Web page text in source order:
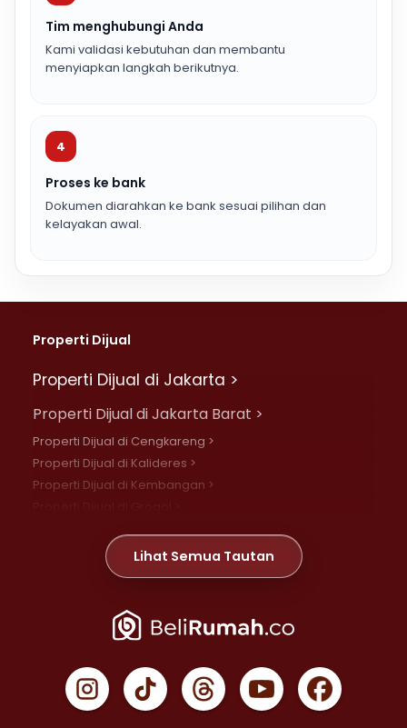
Tim menghubungi Anda
Kami validasi kebutuhan dan membantu
menyiapkan langkah berikutnya.
4
Proses ke bank
Dokumen diarahkan ke bank sesuai pilihan dan
kelayakan awal.
Properti Dijual
Properti Dijual di Jakarta >
Properti Dijual di Jakarta Barat >
Properti Dijual di Cengkareng >
Properti Dijual di Kalideres >
Properti Dijual di Kembangan >
Properti Dijual di Meruya >
Properti Dijual di Jelambar >
Properti Dijual di Jakarta Pusat >
Properti Dijual di Gambir >
Properti Dijual di Johar Baru >
Lihat Semua Tautan